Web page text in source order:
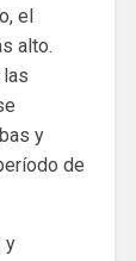
el
alto.
y
de
y